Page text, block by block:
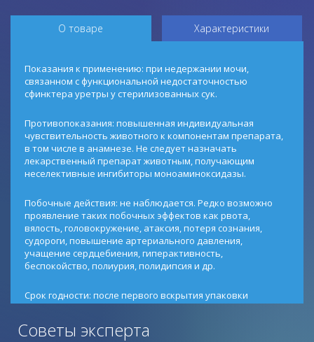
О товаре Характеристики
Показания к применению: при недержании мочи,
связанном с функциональной недостаточностью
сфинктера уретры у стерилизованных сук.
Противопоказания: повышенная индивидуальная
чувствительность животного к компонентам препарата,
в том числе в анамнезе. Не следует назначать
лекарственный препарат животным, получающим
неселективные ингибиторы моноаминоксидазы.
Побочные действия: не наблюдается. Редко возможно
проявление таких побочных эффектов как рвота,
вялость, головокружение, атаксия, потеря сознания,
судороги, повышение артериального давления,
учащение сердцебиения, гиперактивность,
беспокойство, полиурия, полидипсия и др.
Срок годности: после первого вскрытия упаковки
пригоден к использованию в течение 3 месяцев при
срока годности.
Советы эксперта